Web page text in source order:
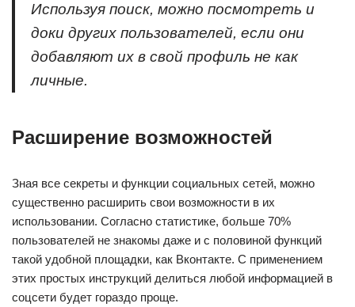
Используя поиск, можно посмотреть и
доки других пользователей, если они
добавляют их в свой профиль не как
личные.
Расширение возможностей
Зная все секреты и функции социальных сетей, можно
существенно расширить свои возможности в их
использовании. Согласно статистике, больше 70%
пользователей не знакомы даже и с половиной функций
такой удобной площадки, как Вконтакте. С применением
этих простых инструкций делиться любой информацией в
соцсети будет гораздо проще.